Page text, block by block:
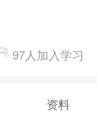
97人加入学习
资料